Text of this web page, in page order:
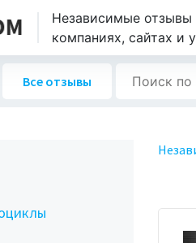
Независимые отзывы
компаниях, сайтах и
Все отзывы